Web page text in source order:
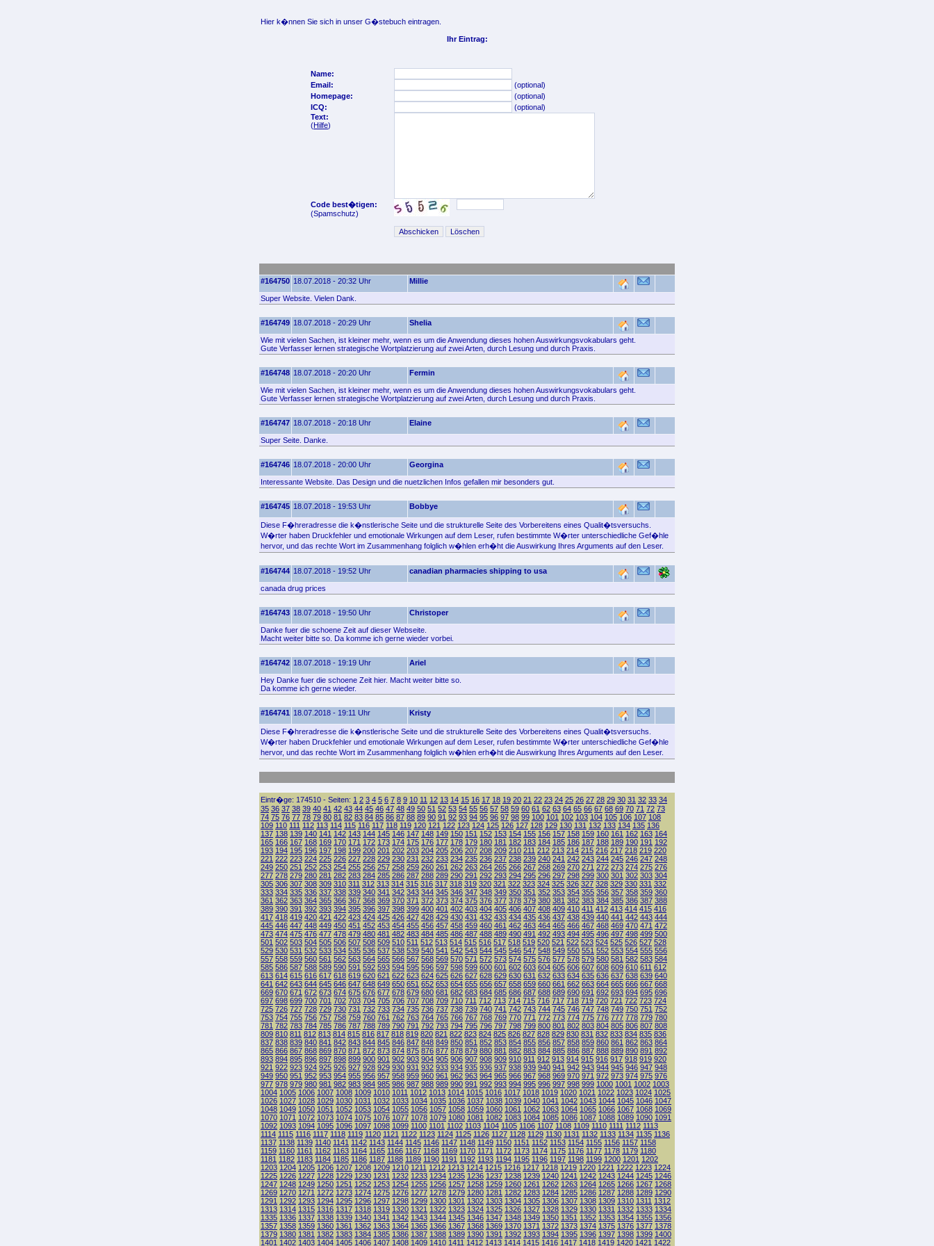
Hier k�nnen Sie sich in unser G�stebuch eintragen.
Ihr Eintrag:
Name:
Email:
(optional)
Homepage:
(optional)
ICQ:
(optional)
Text:
(Hilfe)
Code best�tigen:
(Spamschutz)
#164750 18.07.2018 - 20:32 Uhr Millie
Super Website. Vielen Dank.
#164749 18.07.2018 - 20:29 Uhr Shelia
Wie mit vielen Sachen, ist kleiner mehr, wenn es um die Anwendung dieses hohen Auswirkungsvokabulars geht.
Gute Verfasser lernen strategische Wortplatzierung auf zwei Arten, durch Lesung und durch Praxis.
#164748 18.07.2018 - 20:20 Uhr Fermin
Wie mit vielen Sachen, ist kleiner mehr, wenn es um die Anwendung dieses hohen Auswirkungsvokabulars geht.
Gute Verfasser lernen strategische Wortplatzierung auf zwei Arten, durch Lesung und durch Praxis.
#164747 18.07.2018 - 20:18 Uhr Elaine
Super Seite. Danke.
#164746 18.07.2018 - 20:00 Uhr Georgina
Interessante Website. Das Design und die nuetzlichen Infos gefallen mir besonders gut.
#164745 18.07.2018 - 19:53 Uhr Bobbye
Diese F�hreradresse die k�nstlerische Seite und die strukturelle Seite des Vorbereitens eines Qualit�tsversuchs.
W�rter haben Druckfehler und emotionale Wirkungen auf dem Leser, rufen bestimmte W�rter unterschiedliche Gef�hle
hervor, und das rechte Wort im Zusammenhang folglich w�hlen erh�ht die Auswirkung Ihres Arguments auf den Leser.
#164744 18.07.2018 - 19:52 Uhr canadian pharmacies shipping to usa
canada drug prices
#164743 18.07.2018 - 19:50 Uhr Christoper
Danke fuer die schoene Zeit auf dieser Webseite.
Macht weiter bitte so. Da komme ich gerne wieder vorbei.
#164742 18.07.2018 - 19:19 Uhr Ariel
Hey Danke fuer die schoene Zeit hier. Macht weiter bitte so.
Da komme ich gerne wieder.
#164741 18.07.2018 - 19:11 Uhr Kristy
Diese F�hreradresse die k�nstlerische Seite und die strukturelle Seite des Vorbereitens eines Qualit�tsversuchs.
W�rter haben Druckfehler und emotionale Wirkungen auf dem Leser, rufen bestimmte W�rter unterschiedliche Gef�hle
hervor, und das rechte Wort im Zusammenhang folglich w�hlen erh�ht die Auswirkung Ihres Arguments auf den Leser.
Eintr�ge: 174510 - Seiten: 1 2 3 4 5 6 7 8 9 10 11 12 13 14 15 16 17 18 19 20 21 22 23 24 25 26 27 28 29 30 31 32 33 34
35 36 37 38 39 40 41 42 43 44 45 46 47 48 49 50 51 52 53 54 55 56 57 58 59 60 61 62 63 64 65 66 67 68 69 70 71 72 73
74 75 76 77 78 79 80 81 82 83 84 85 86 87 88 89 90 91 92 93 94 95 96 97 98 99 100 101 102 103 104 105 106 107 108
109 110 111 112 113 114 115 116 117 118 119 120 121 122 123 124 125 126 127 128 129 130 131 132 133 134 135 136
137 138 139 140 141 142 143 144 145 146 147 148 149 150 151 152 153 154 155 156 157 158 159 160 161 162 163 164
165 166 167 168 169 170 171 172 173 174 175 176 177 178 179 180 181 182 183 184 185 186 187 188 189 190 191 192
193 194 195 196 197 198 199 200 201 202 203 204 205 206 207 208 209 210 211 212 213 214 215 216 217 218 219 220
221 222 223 224 225 226 227 228 229 230 231 232 233 234 235 236 237 238 239 240 241 242 243 244 245 246 247 248
249 250 251 252 253 254 255 256 257 258 259 260 261 262 263 264 265 266 267 268 269 270 271 272 273 274 275 276
277 278 279 280 281 282 283 284 285 286 287 288 289 290 291 292 293 294 295 296 297 298 299 300 301 302 303 304
305 306 307 308 309 310 311 312 313 314 315 316 317 318 319 320 321 322 323 324 325 326 327 328 329 330 331 332
333 334 335 336 337 338 339 340 341 342 343 344 345 346 347 348 349 350 351 352 353 354 355 356 357 358 359 360
361 362 363 364 365 366 367 368 369 370 371 372 373 374 375 376 377 378 379 380 381 382 383 384 385 386 387 388
389 390 391 392 393 394 395 396 397 398 399 400 401 402 403 404 405 406 407 408 409 410 411 412 413 414 415 416
417 418 419 420 421 422 423 424 425 426 427 428 429 430 431 432 433 434 435 436 437 438 439 440 441 442 443 444
445 446 447 448 449 450 451 452 453 454 455 456 457 458 459 460 461 462 463 464 465 466 467 468 469 470 471 472
473 474 475 476 477 478 479 480 481 482 483 484 485 486 487 488 489 490 491 492 493 494 495 496 497 498 499 500
501 502 503 504 505 506 507 508 509 510 511 512 513 514 515 516 517 518 519 520 521 522 523 524 525 526 527 528
529 530 531 532 533 534 535 536 537 538 539 540 541 542 543 544 545 546 547 548 549 550 551 552 553 554 555 556
557 558 559 560 561 562 563 564 565 566 567 568 569 570 571 572 573 574 575 576 577 578 579 580 581 582 583 584
585 586 587 588 589 590 591 592 593 594 595 596 597 598 599 600 601 602 603 604 605 606 607 608 609 610 611 612
613 614 615 616 617 618 619 620 621 622 623 624 625 626 627 628 629 630 631 632 633 634 635 636 637 638 639 640
641 642 643 644 645 646 647 648 649 650 651 652 653 654 655 656 657 658 659 660 661 662 663 664 665 666 667 668
669 670 671 672 673 674 675 676 677 678 679 680 681 682 683 684 685 686 687 688 689 690 691 692 693 694 695 696
697 698 699 700 701 702 703 704 705 706 707 708 709 710 711 712 713 714 715 716 717 718 719 720 721 722 723 724
725 726 727 728 729 730 731 732 733 734 735 736 737 738 739 740 741 742 743 744 745 746 747 748 749 750 751 752
753 754 755 756 757 758 759 760 761 762 763 764 765 766 767 768 769 770 771 772 773 774 775 776 777 778 779 780
781 782 783 784 785 786 787 788 789 790 791 792 793 794 795 796 797 798 799 800 801 802 803 804 805 806 807 808
809 810 811 812 813 814 815 816 817 818 819 820 821 822 823 824 825 826 827 828 829 830 831 832 833 834 835 836
837 838 839 840 841 842 843 844 845 846 847 848 849 850 851 852 853 854 855 856 857 858 859 860 861 862 863 864
865 866 867 868 869 870 871 872 873 874 875 876 877 878 879 880 881 882 883 884 885 886 887 888 889 890 891 892
893 894 895 896 897 898 899 900 901 902 903 904 905 906 907 908 909 910 911 912 913 914 915 916 917 918 919 920
921 922 923 924 925 926 927 928 929 930 931 932 933 934 935 936 937 938 939 940 941 942 943 944 945 946 947 948
949 950 951 952 953 954 955 956 957 958 959 960 961 962 963 964 965 966 967 968 969 970 971 972 973 974 975 976
977 978 979 980 981 982 983 984 985 986 987 988 989 990 991 992 993 994 995 996 997 998 999 1000 1001 1002 1003
1004 1005 1006 1007 1008 1009 1010 1011 1012 1013 1014 1015 1016 1017 1018 1019 1020 1021 1022 1023 1024 1025
1026 1027 1028 1029 1030 1031 1032 1033 1034 1035 1036 1037 1038 1039 1040 1041 1042 1043 1044 1045 1046 1047
1048 1049 1050 1051 1052 1053 1054 1055 1056 1057 1058 1059 1060 1061 1062 1063 1064 1065 1066 1067 1068 1069
1070 1071 1072 1073 1074 1075 1076 1077 1078 1079 1080 1081 1082 1083 1084 1085 1086 1087 1088 1089 1090 1091
1092 1093 1094 1095 1096 1097 1098 1099 1100 1101 1102 1103 1104 1105 1106 1107 1108 1109 1110 1111 1112 1113
1114 1115 1116 1117 1118 1119 1120 1121 1122 1123 1124 1125 1126 1127 1128 1129 1130 1131 1132 1133 1134 1135 1136
1137 1138 1139 1140 1141 1142 1143 1144 1145 1146 1147 1148 1149 1150 1151 1152 1153 1154 1155 1156 1157 1158
1159 1160 1161 1162 1163 1164 1165 1166 1167 1168 1169 1170 1171 1172 1173 1174 1175 1176 1177 1178 1179 1180
1181 1182 1183 1184 1185 1186 1187 1188 1189 1190 1191 1192 1193 1194 1195 1196 1197 1198 1199 1200 1201 1202
1203 1204 1205 1206 1207 1208 1209 1210 1211 1212 1213 1214 1215 1216 1217 1218 1219 1220 1221 1222 1223 1224
1225 1226 1227 1228 1229 1230 1231 1232 1233 1234 1235 1236 1237 1238 1239 1240 1241 1242 1243 1244 1245 1246
1247 1248 1249 1250 1251 1252 1253 1254 1255 1256 1257 1258 1259 1260 1261 1262 1263 1264 1265 1266 1267 1268
1269 1270 1271 1272 1273 1274 1275 1276 1277 1278 1279 1280 1281 1282 1283 1284 1285 1286 1287 1288 1289 1290
1291 1292 1293 1294 1295 1296 1297 1298 1299 1300 1301 1302 1303 1304 1305 1306 1307 1308 1309 1310 1311 1312
1313 1314 1315 1316 1317 1318 1319 1320 1321 1322 1323 1324 1325 1326 1327 1328 1329 1330 1331 1332 1333 1334
1335 1336 1337 1338 1339 1340 1341 1342 1343 1344 1345 1346 1347 1348 1349 1350 1351 1352 1353 1354 1355 1356
1357 1358 1359 1360 1361 1362 1363 1364 1365 1366 1367 1368 1369 1370 1371 1372 1373 1374 1375 1376 1377 1378
1379 1380 1381 1382 1383 1384 1385 1386 1387 1388 1389 1390 1391 1392 1393 1394 1395 1396 1397 1398 1399 1400
1401 1402 1403 1404 1405 1406 1407 1408 1409 1410 1411 1412 1413 1414 1415 1416 1417 1418 1419 1420 1421 1422